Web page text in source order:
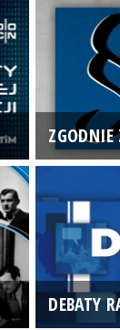
ZGODNIE
DEBATY